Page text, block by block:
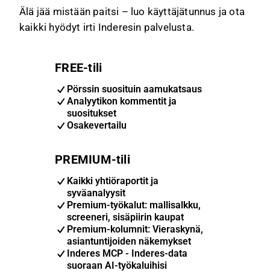
Älä jää mistään paitsi – luo käyttäjätunnus ja ota
kaikki hyödyt irti Inderesin palvelusta.
FREE-tili
Pörssin suosituin aamukatsaus
Analyytikon kommentit ja
suositukset
Osakevertailu
PREMIUM-tili
Kaikki yhtiöraportit ja
syväanalyysit
Premium-työkalut: mallisalkku,
screeneri, sisäpiirin kaupat
Premium-kolumnit: Vieraskynä,
asiantuntijoiden näkemykset
Inderes MCP - Inderes-data
suoraan AI-työkaluihisi